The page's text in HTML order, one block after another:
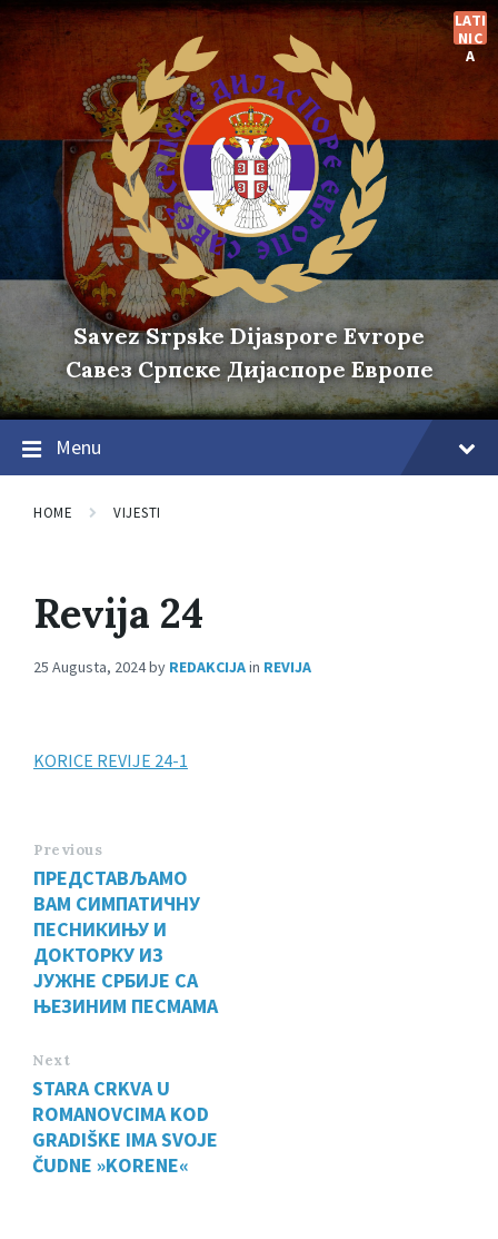
Skip
to
content
Skip
to
main
navigation
Skip
to
footer
LATI
NIC
A
Savez Srpske Dijaspore Evrope
Савез Српске Дијаспоре Европе
Menu
HOME VIJESTI
Revija 24
25 Augusta, 2024by REDAKCIJAin REVIJA
KORICE REVIJE 24-1
Previous
ПРЕДСТАВЉАМО
ВАМ СИМПАТИЧНУ
ПЕСНИКИЊУ И
ДОКТОРКУ ИЗ
ЈУЖНЕ СРБИЈЕ СА
ЊЕЗИНИМ ПЕСМАМА
Next
STARA CRKVA U
ROMANOVCIMA KOD
GRADIŠKE IMA SVOJE
ČUDNE »KORENE«